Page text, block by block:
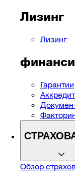
Лизинг
Лизинг
Гарантии
Обзор